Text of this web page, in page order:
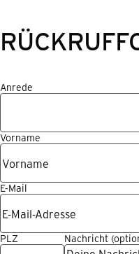
Anrede
Vorname
E-Mail
PLZ Nachricht